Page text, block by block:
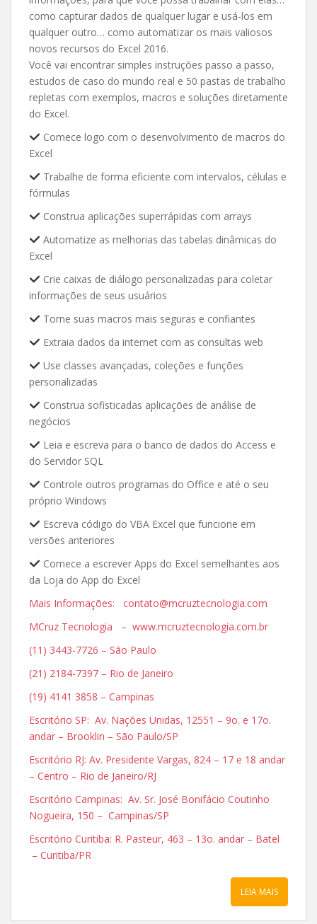
como capturar dados de qualquer lugar e usá-los em
qualquer outro… como automatizar os mais valiosos
novos recursos do Excel 2016.
Você vai encontrar simples instruções passo a passo,
estudos de caso do mundo real e 50 pastas de trabalho
repletas com exemplos, macros e soluções diretamente
do Excel.
Comece logo com o desenvolvimento de macros do
Excel
Trabalhe de forma eficiente com intervalos, células e
fórmulas
Construa aplicações superrápidas com arrays
Automatize as melhorias das tabelas dinâmicas do
Excel
Crie caixas de diálogo personalizadas para coletar
informações de seus usuários
Torne suas macros mais seguras e confiantes
Extraia dados da internet com as consultas web
Use classes avançadas, coleções e funções
personalizadas
Construa sofisticadas aplicações de análise de
negócios
Leia e escreva para o banco de dados do Access e
do Servidor SQL
Controle outros programas do Office e até o seu
próprio Windows
Escreva código do VBA Excel que funcione em
versões anteriores
Comece a escrever Apps do Excel semelhantes aos
da Loja do App do Excel
Mais Informações: contato@mcruztecnologia.com
MCruz Tecnologia – www.mcruztecnologia.com.br
(11) 3443-7726 – São Paulo
(21) 2184-7397 – Rio de Janeiro
(19) 4141 3858 – Campinas
Escritório SP: Av. Nações Unidas, 12551 – 9o. e 17o.
andar – Brooklin – São Paulo/SP
Escritório RJ: Av. Presidente Vargas, 824 – 17 e 18 andar
– Centro – Rio de Janeiro/RJ
Escritório Campinas: Av. Sr. José Bonifácio Coutinho
Nogueira, 150 – Campinas/SP
Escritório Curitiba: R. Pasteur, 463 – 13o. andar – Batel
– Curitiba/PR
LEIA MAIS